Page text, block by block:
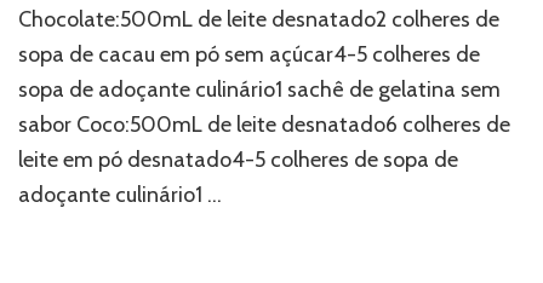
Chocolate:500mL de leite desnatado2 colheres de
sopa de cacau em pó sem açúcar4-5 colheres de
sopa de adoçante culinário1 sachê de gelatina sem
sabor Coco:500mL de leite desnatado6 colheres de
leite em pó desnatado4-5 colheres de sopa de
adoçante culinário1 …